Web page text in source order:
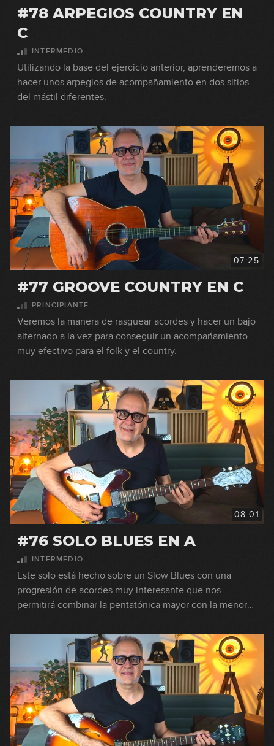
#78 ARPEGIOS COUNTRY EN
C
INTERMEDIO
Utilizando la base del ejercicio anterior, aprenderemos a
hacer unos arpegios de acompañamiento en dos sitios
del mástil diferentes.
07:25
#77 GROOVE COUNTRY EN C
PRINCIPIANTE
Veremos la manera de rasguear acordes y hacer un bajo
alternado a la vez para conseguir un acompañamiento
muy efectivo para el folk y el country.
08:01
#76 SOLO BLUES EN A
INTERMEDIO
Este solo está hecho sobre un Slow Blues con una
progresión de acordes muy interesante que nos
permitirá combinar la pentatónica mayor con la menor
pentatónica mayor menor